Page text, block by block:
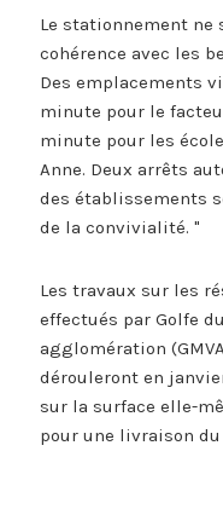
Le stationnement ne
cohérence avec les
Des emplacements
minute pour le
minute pour les
Anne. Deux arrêts
des établissements
de la convivialité.
Les travaux sur les
effectués par Golfe
agglomération
dérouleront en
sur la surface elle-
pour une livraison